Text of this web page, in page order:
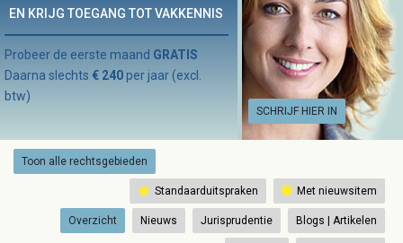
EN KRIJG TOEGANG TOT VAKKENNIS
SCHRIJF HIER IN
Probeer de eerste maand GRATIS
Daarna slechts € 240 per jaar (excl.
btw)
Toon alle rechtsgebieden
Standaarduitspraken Met nieuwsitem
Overzicht Nieuws Jurisprudentie Blogs | Artikelen